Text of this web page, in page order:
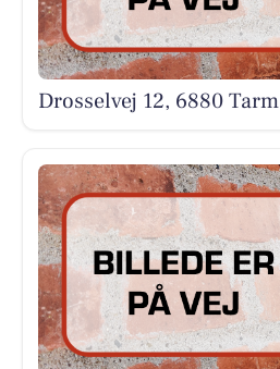
Drosselvej 12, 6880 Tarm